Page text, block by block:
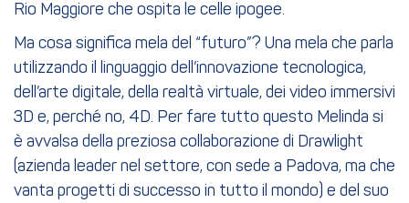
Rio Maggiore che ospita le celle ipogee.
Ma cosa significa mela del “futuro”? Una mela che parla
utilizzando il linguaggio dell’innovazione tecnologica,
dell’arte digitale, della realtà virtuale, dei video immersivi
3D e, perché no, 4D. Per fare tutto questo Melinda si
è avvalsa della preziosa collaborazione di Drawlight
(azienda leader nel settore, con sede a Padova, ma che
vanta progetti di successo in tutto il mondo) e del suo